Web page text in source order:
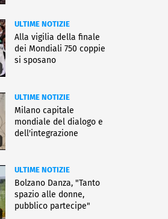
ULTIME NOTIZIE
Alla vigilia della finale
dei Mondiali 750 coppie
si sposano
ULTIME NOTIZIE
Milano capitale
mondiale del dialogo e
dell'integrazione
ULTIME NOTIZIE
Bolzano Danza, "Tanto
spazio alle donne,
pubblico partecipe"